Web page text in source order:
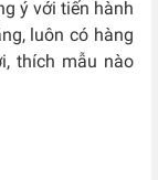
ý với tiến hành
luôn có hàng
thích mẫu nào